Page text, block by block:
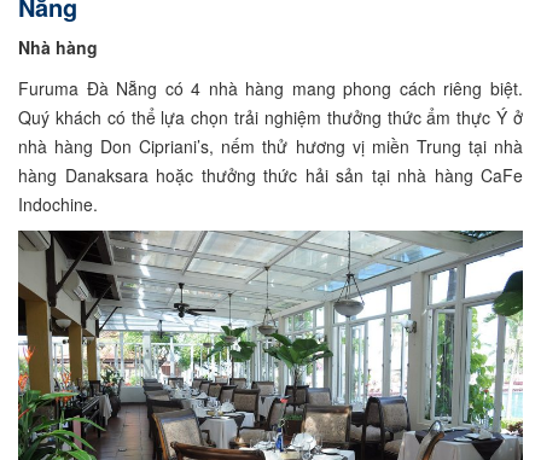
Nẵng
Nhà hàng
Furuma Đà Nẵng có 4 nhà hàng mang phong cách riêng biệt.
Quý khách có thể lựa chọn trải nghiệm thưởng thức ẩm thực Ý ở
nhà hàng Don Cipriani’s, nếm thử hương vị miền Trung tại nhà
hàng Danaksara hoặc thưởng thức hải sản tại nhà hàng CaFe
Indochine.